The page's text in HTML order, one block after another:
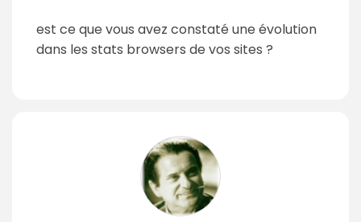
est ce que vous avez constaté une évolution
dans les stats browsers de vos sites ?